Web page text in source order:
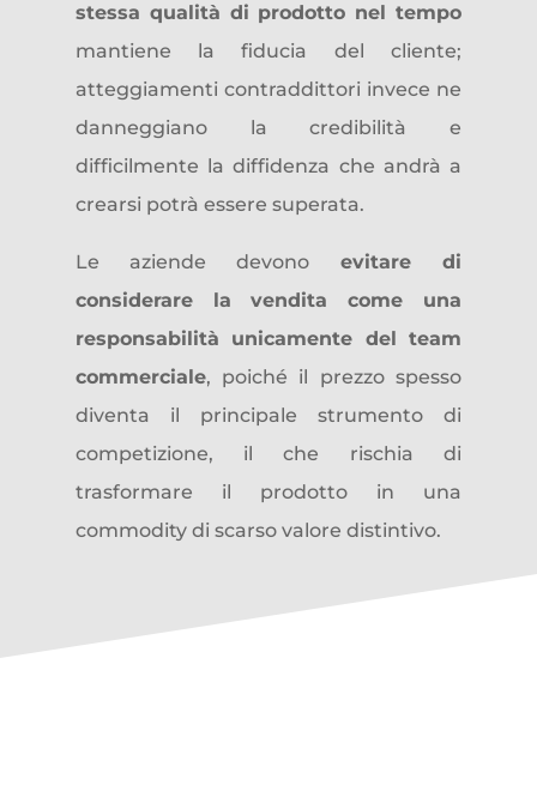
stessa qualità di prodotto nel tempo
mantiene la fiducia del cliente;
atteggiamenti contraddittori invece ne
danneggiano la credibilità e
difficilmente la diffidenza che andrà a
crearsi potrà essere superata.
Le aziende devono evitare di
considerare la vendita come una
responsabilità unicamente del team
commerciale, poiché il prezzo spesso
diventa il principale strumento di
competizione, il che rischia di
trasformare il prodotto in una
commodity di scarso valore distintivo.